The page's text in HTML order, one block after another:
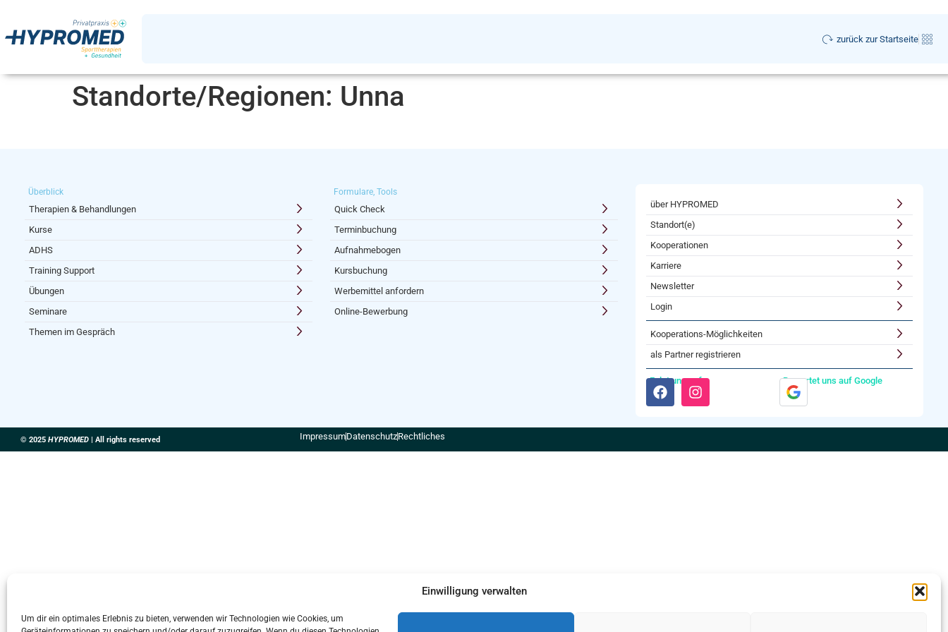
Einwilligung verwalten
Um dir ein optimales Erlebnis zu bieten, verwenden wir Technologien wie Cookies, um
zurück zur Startseite
Standorte/Regionen: Unna
Überblick
Therapien & Behandlungen
Kurse
ADHS
Training Support
Übungen
Seminare
Themen im Gespräch
Formulare, Tools
Quick Check
Terminbuchung
Aufnahmebogen
Kursbuchung
Werbemittel anfordern
Online-Bewerbung
über HYPROMED
Standort(e)
Kooperationen
Karriere
Newsletter
Login
Kooperations-Möglichkeiten
als Partner registrieren
Folgt uns auf: Bewertet uns auf Google
© 2025 HYPROMED | All rights reserved ImpressumDatenschutzRechtliches